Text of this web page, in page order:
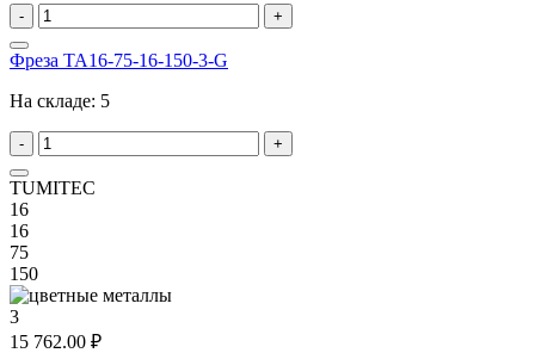
- +
Фреза TA16-75-16-150-3-G
На складе: 5
- +
TUMITEC
16
16
75
150
3
15 762.00 ₽